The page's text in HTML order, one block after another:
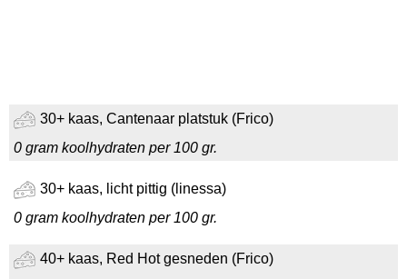
30+ kaas, Cantenaar platstuk (Frico)
0 gram koolhydraten per 100 gr.
30+ kaas, licht pittig (linessa)
0 gram koolhydraten per 100 gr.
40+ kaas, Red Hot gesneden (Frico)